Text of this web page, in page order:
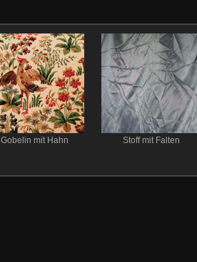
Gobelin mit Hahn Stoff mit Falten